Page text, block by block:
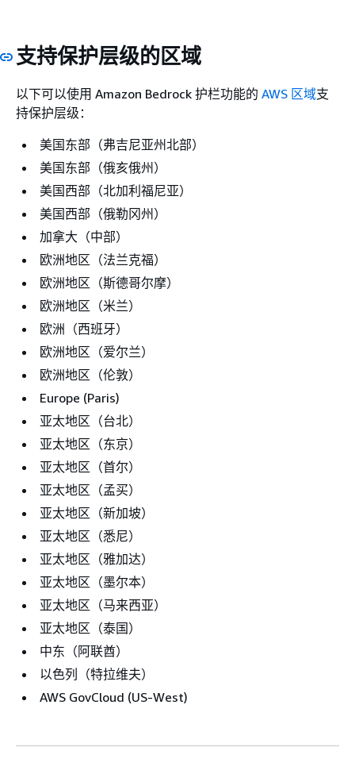
支持保护层级的区域
以下可以使用 Amazon Bedrock 护栏功能的 AWS 区域支
持保护层级：
美国东部（弗吉尼亚州北部）
美国东部（俄亥俄州）
美国西部（北加利福尼亚）
美国西部（俄勒冈州）
加拿大（中部）
欧洲地区（法兰克福）
欧洲地区（斯德哥尔摩）
欧洲地区（米兰）
欧洲（西班牙）
欧洲地区（爱尔兰）
欧洲地区（伦敦）
Europe (Paris)
亚太地区（台北）
亚太地区（东京）
亚太地区（首尔）
亚太地区（孟买）
亚太地区（新加坡）
亚太地区（悉尼）
亚太地区（雅加达）
亚太地区（墨尔本）
亚太地区（马来西亚）
亚太地区（泰国）
中东（阿联酋）
以色列（特拉维夫）
AWS GovCloud (US-West)